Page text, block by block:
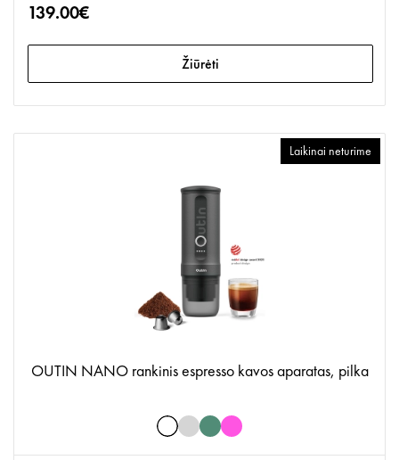
139.00€
Žiūrėti
Laikinai neturime
OUTIN NANO rankinis espresso kavos aparatas, pilka